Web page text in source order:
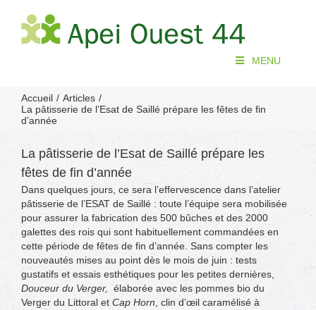
contenu
MENU
Accueil
Articles
La pâtisserie de l’Esat de Saillé prépare les fêtes de fin
d’année
La pâtisserie de l’Esat de Saillé prépare les
fêtes de fin d’année
Dans quelques jours, ce sera l’effervescence dans l’atelier
pâtisserie de l’ESAT de Saillé : toute l’équipe sera mobilisée
pour assurer la fabrication des 500 bûches et des 2000
galettes des rois qui sont habituellement commandées en
cette période de fêtes de fin d’année. Sans compter les
nouveautés mises au point dès le mois de juin : tests
gustatifs et essais esthétiques pour les petites dernières,
Douceur du Verger,
élaborée avec les pommes bio du
Verger du Littoral et Cap Horn , clin d’œil caramélisé à